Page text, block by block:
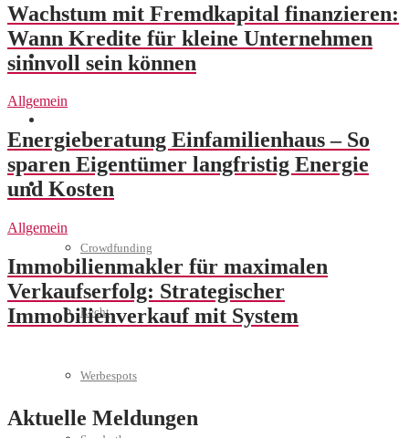
Interviews
Weitere
Crowdfunding
Recht
Werbespots
Wachstum mit Fremdkapital finanzieren:
Wann Kredite für kleine Unternehmen
sinnvoll sein können
Allgemein
Energieberatung Einfamilienhaus – So
sparen Eigentümer langfristig Energie
und Kosten
Allgemein
Immobilienmakler für maximalen
Verkaufserfolg: Strategischer
Immobilienverkauf mit System
Aktuelle Meldungen